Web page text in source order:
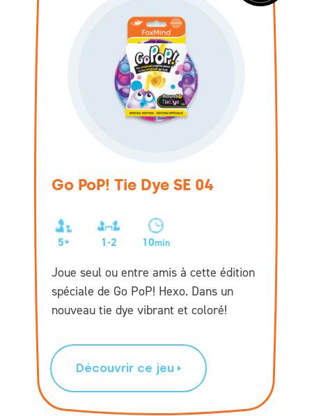
Go PoP! Tie Dye SE 04
5+ 1-2 10min
Joue seul ou entre amis à cette édition
spéciale de Go PoP! Hexo. Dans un
nouveau tie dye vibrant et coloré!
Découvrir ce jeu